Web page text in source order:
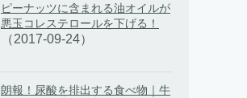
ピーナッツに含まれる油オイルが
悪玉コレステロールを下げる！
（2017-09-24）
朗報！尿酸を排出する食べ物｜牛